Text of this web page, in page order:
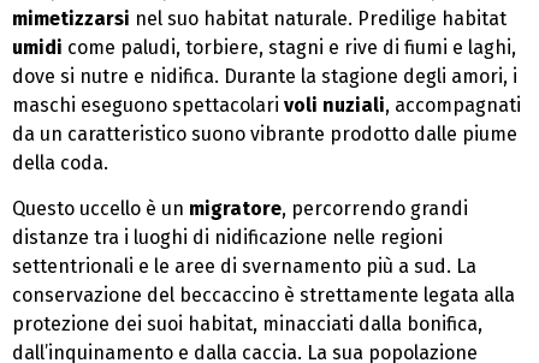
mimetizzarsi nel suo habitat naturale. Predilige habitat
umidi come paludi, torbiere, stagni e rive di fiumi e laghi,
dove si nutre e nidifica. Durante la stagione degli amori, i
maschi eseguono spettacolari voli nuziali, accompagnati
da un caratteristico suono vibrante prodotto dalle piume
della coda.
Questo uccello è un migratore, percorrendo grandi
distanze tra i luoghi di nidificazione nelle regioni
settentrionali e le aree di svernamento più a sud. La
conservazione del beccaccino è strettamente legata alla
protezione dei suoi habitat, minacciati dalla bonifica,
dall’inquinamento e dalla caccia. La sua popolazione